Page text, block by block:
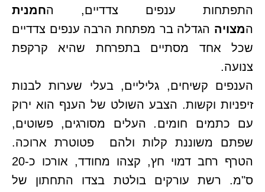
התפתחות ענפים צדדיים, החמנית
המצויה הגדלה בר מפתחת הרבה ענפים צדדיים
שכל אחד מסתיים בתפרחת שהיא קרקפת
צנועה.
הענפים קשיחים, גליליים, בעלי שערות לבנות
זיפניות וקשות. הצבע השולט של הענף הוא ירוק
עם כתמים חומים. העלים מסורגים, פשוטים,
שפתם משוננת קלות ולהם פטוטרת ארוכה.
הטרף רחב דמוי חץ, קצהו מחודד, אורכו כ-20
ס"מ. רשת עורקים בולטת בצדו התחתון של